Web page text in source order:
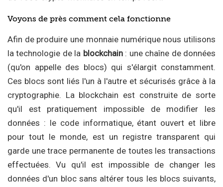
Voyons de près comment cela fonctionne
Afin de produire une monnaie numérique nous utilisons
la technologie de la blockchain: une chaîne de données
(qu'on appelle des blocs) qui s'élargit constamment.
Ces blocs sont liés l'un à l'autre et sécurisés grâce à la
cryptographie. La blockchain est construite de sorte
qu'il est pratiquement impossible de modifier les
données : le code informatique, étant ouvert et libre
pour tout le monde, est un registre transparent qui
garde une trace permanente de toutes les transactions
effectuées. Vu qu'il est impossible de changer les
données d'un bloc sans altérer tous les blocs suivants,